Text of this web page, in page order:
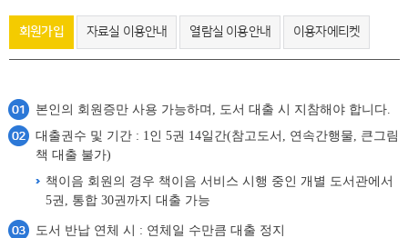
회원가입 자료실 이용안내 열람실 이용안내 이용자에티켓
본인의 회원증만 사용 가능하며, 도서 대출 시 지참해야 합니다.
대출권수 및 기간 : 1인 5권 14일간(참고도서, 연속간행물, 큰그림
책 대출 불가)
책이음 회원의 경우 책이음 서비스 시행 중인 개별 도서관에서
5권, 통합 30권까지 대출 가능
도서 반납 연체 시 : 연체일 수만큼 대출 정지